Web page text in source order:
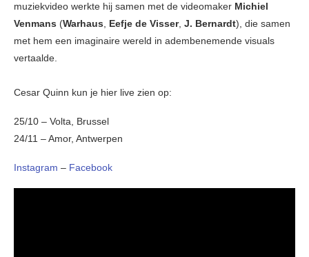
muziekvideo werkte hij samen met de videomaker Michiel
Venmans (Warhaus, Eefje de Visser, J. Bernardt), die samen
met hem een imaginaire wereld in adembenemende visuals
vertaalde.
Cesar Quinn kun je hier live zien op:
25/10 – Volta, Brussel
24/11 – Amor, Antwerpen
Instagram – Facebook